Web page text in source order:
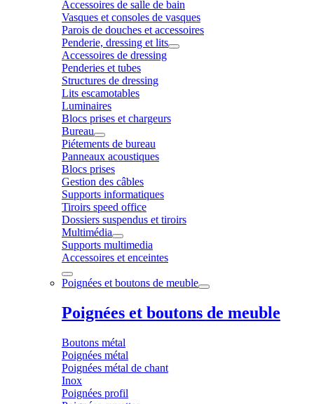
Accessoires de salle de bain
Vasques et consoles de vasques
Parois de douches et accessoires
Penderie, dressing et lits
Accessoires de dressing
Penderies et tubes
Structures de dressing
Lits escamotables
Luminaires
Blocs prises et chargeurs
Bureau
Piétements de bureau
Panneaux acoustiques
Blocs prises
Gestion des câbles
Supports informatiques
Tiroirs speed office
Dossiers suspendus et tiroirs
Multimédia
Supports multimedia
Accessoires et enceintes
Poignées et boutons de meuble
Poignées et boutons de meuble
Boutons métal
Poignées métal
Poignées métal de chant
Inox
Poignées profil